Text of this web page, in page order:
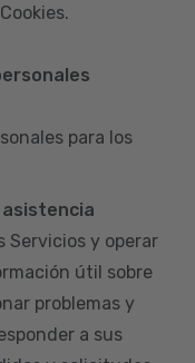
para los
Servicios y operar
útil sobre
problemas y
a sus